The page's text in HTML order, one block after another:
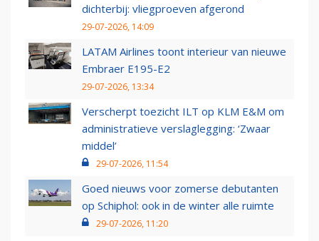
dichterbij: vliegproeven afgerond
29-07-2026, 14:09
LATAM Airlines toont interieur van nieuwe
Embraer E195-E2
29-07-2026, 13:34
Verscherpt toezicht ILT op KLM E&M om
administratieve verslaglegging: ‘Zwaar
middel’
29-07-2026, 11:54
Goed nieuws voor zomerse debutanten
op Schiphol: ook in de winter alle ruimte
29-07-2026, 11:20